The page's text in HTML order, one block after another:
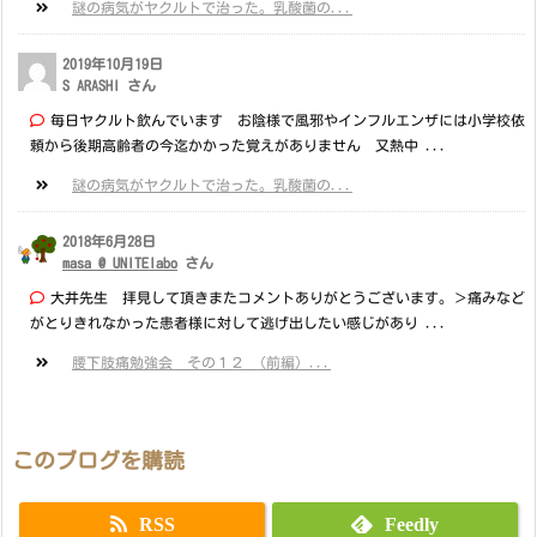
謎の病気がヤクルトで治った。乳酸菌の...
2019年10月19日
S ARASHI さん
毎日ヤクルト飲んでいます お陰様で風邪やインフルエンザには小学校依
頼から後期高齢者の今迄かかった覚えがありません 又熱中 ...
謎の病気がヤクルトで治った。乳酸菌の...
2018年6月28日
masa @ UNITElabo さん
大井先生 拝見して頂きまたコメントありがとうございます。＞痛みなど
がとりきれなかった患者様に対して逃げ出したい感じがあり ...
腰下肢痛勉強会 その１２ （前編）...
このブログを購読
RSS Feedly